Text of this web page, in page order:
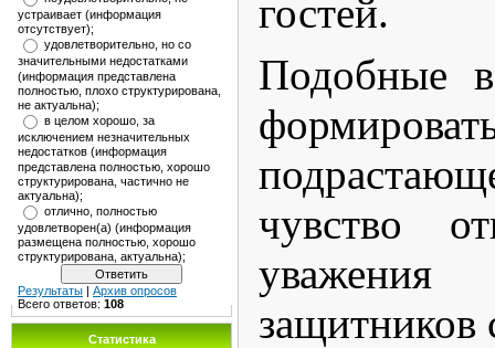
устраивает (информация
отсутствует);
удовлетворительно, но со
значительными недостатками
(информация представлена
полностью, плохо структурирована,
не актуальна);
в целом хорошо, за
исключением незначительных
недостатков (информация
представлена полностью, хорошо
структурирована, частично не
актуальна);
отлично, полностью
удовлетворен(а) (информация
размещена полностью, хорошо
структурирована, актуальна);
Результаты | Архив опросов
Всего ответов: 108
Статистика
гостей.
️Подобные
чувство
защитников